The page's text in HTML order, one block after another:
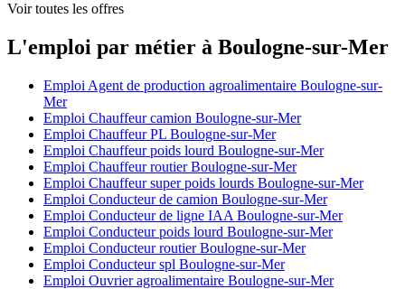
Voir toutes les offres
L'emploi par métier à Boulogne-sur-Mer
Emploi Agent de production agroalimentaire Boulogne-sur-
Mer
Emploi Chauffeur camion Boulogne-sur-Mer
Emploi Chauffeur PL Boulogne-sur-Mer
Emploi Chauffeur poids lourd Boulogne-sur-Mer
Emploi Chauffeur routier Boulogne-sur-Mer
Emploi Chauffeur super poids lourds Boulogne-sur-Mer
Emploi Conducteur de camion Boulogne-sur-Mer
Emploi Conducteur de ligne IAA Boulogne-sur-Mer
Emploi Conducteur poids lourd Boulogne-sur-Mer
Emploi Conducteur routier Boulogne-sur-Mer
Emploi Conducteur spl Boulogne-sur-Mer
Emploi Ouvrier agroalimentaire Boulogne-sur-Mer